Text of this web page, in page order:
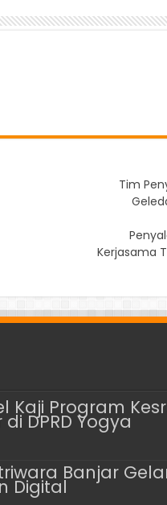
Tim
Kerjasama
Kaji Program
DPRD Yogya
Banjar
Digital